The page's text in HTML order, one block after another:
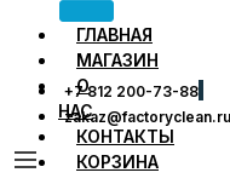
ГЛАВНАЯ
МАГАЗИН
О
НАС
КОНТАКТЫ
КОРЗИНА
+7 812 200-73-88
zakaz@factoryclean.ru